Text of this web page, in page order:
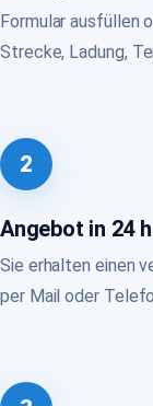
Formular ausfüllen
Strecke, Ladung,
2
Angebot in 24 h
Sie erhalten einen
per Mail oder